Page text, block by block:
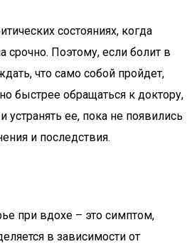
состояниях, когда
Поэтому, если болит в
что само собой пройдет,
быстрее обращаться к доктору,
устранять ее, пока не появились
и последствия.
при вдохе – это симптом,
в зависимости от